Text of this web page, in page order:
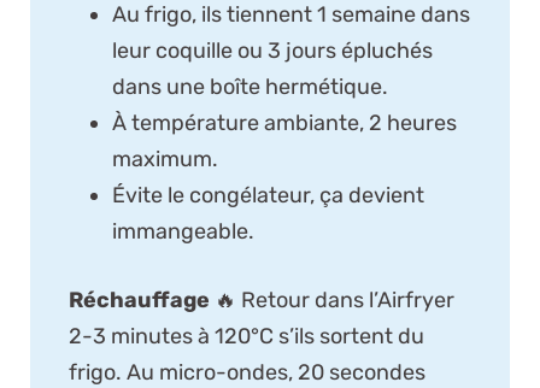
Au frigo, ils tiennent 1 semaine dans
leur coquille ou 3 jours épluchés
dans une boîte hermétique.
À température ambiante, 2 heures
maximum.
Évite le congélateur, ça devient
immangeable.
Réchauffage 🔥 Retour dans l’Airfryer
2-3 minutes à 120°C s’ils sortent du
frigo. Au micro-ondes, 20 secondes